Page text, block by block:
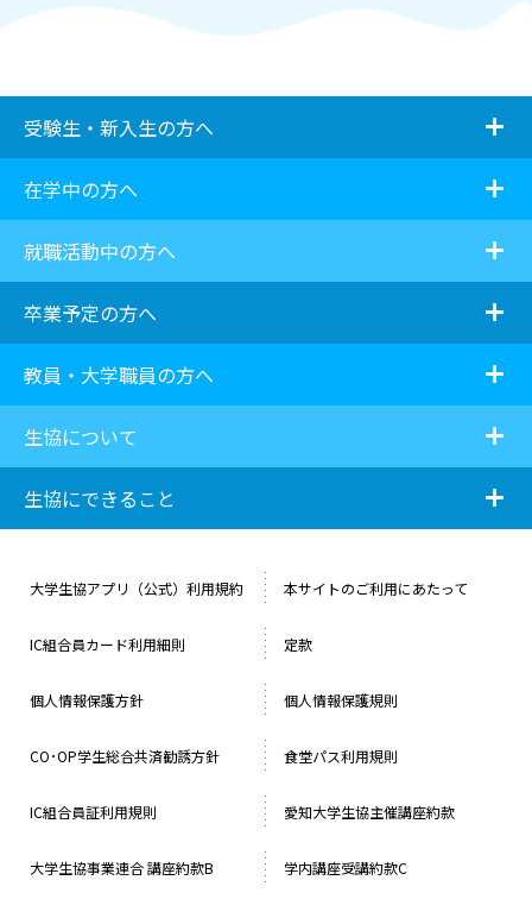
受験生・新入生の方へ
在学中の方へ
就職活動中の方へ
卒業予定の方へ
教員・大学職員の方へ
生協について
生協にできること
大学生協アプリ（公式）利用規約 本サイトのご利用にあたって
IC組合員カード利用細則 定款
個人情報保護方針 個人情報保護規則
CO･OP学生総合共済勧誘方針 食堂パス利用規則
IC組合員証利用規則 愛知大学生協主催講座約款
大学生協事業連合 講座約款B 学内講座受講約款C